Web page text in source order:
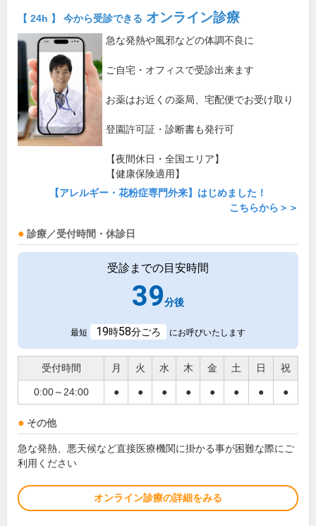
【 24h 】 今から受診できる オンライン診療
急な発熱や風邪などの体調不良に
ご自宅・オフィスで受診出来ます
お薬はお近くの薬局、宅配便でお受け取り
登園許可証・診断書も発行可
【夜間休日・全国エリア】
【健康保険適用】
【アレルギー・花粉症専門外来】はじめました！
こちらから＞＞
診療／受付時間・休診日
受診までの目安時間
39分後
最短 19時58分ごろ にお呼びいたします
受付時間 月 火 水 木 金 土 日 祝
0:00～24:00 ● ● ● ● ● ● ● ●
その他
急な発熱、悪天候など直接医療機関に掛かる事が困難な際にご
利用ください
オンライン診療の詳細をみる